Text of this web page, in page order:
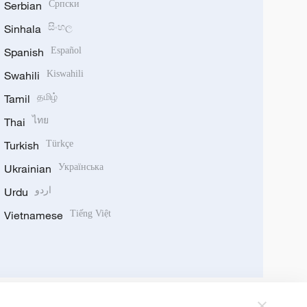
Serbian Српски
Sinhala සිංහල
Spanish Español
Swahili Kiswahili
Tamil தமிழ்
Thai ไทย
Turkish Türkçe
Ukrainian Українська
Urdu اردو
Vietnamese Tiếng Việt